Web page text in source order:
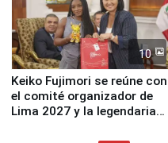
10
Keiko Fujimori se reúne con
el comité organizador de
Lima 2027 y la legendaria